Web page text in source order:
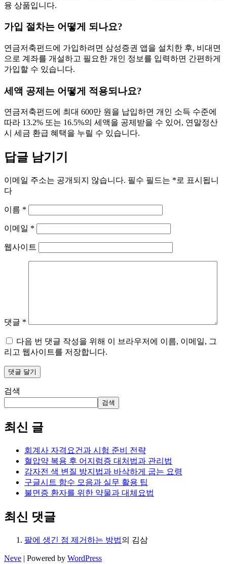
융 상품입니다.
가입 절차는 어떻게 되나요?
연금저축펀드에 가입하려면 삼성증권 앱을 설치한 후, 비대면
으로 계좌를 개설하고 필요한 개인 정보를 입력하면 간편하게
가입할 수 있습니다.
세액 공제는 어떻게 적용되나요?
연금저축펀드에 최대 600만 원을 납입하면 개인 소득 수준에
따라 13.2% 또는 16.5%의 세액을 공제받을 수 있어, 연말정산
시 세금 환급 혜택을 누릴 수 있습니다.
답글 남기기
이메일 주소는 공개되지 않습니다. 필수 필드는 *로 표시됩니
다
이름 *
이메일 *
웹사이트
댓글 *
다음 번 댓글 작성을 위해 이 브라우저에 이름, 이메일, 그
리고 웹사이트를 저장합니다.
검색
검색
최신 글
회계사 자격요건과 시험 준비 전략
혈압약 복용 후 어지럼증 대처법과 관리법
감자전 색 변질 방지법과 바삭하게 굽는 요령
구글시트 함수 모음과 실무 활용 팁
불면증 환자를 위한 약물과 대체요법
최신 댓글
팔에 생긴 점 제거하는 방법의 김삼
Neve | Powered by WordPress